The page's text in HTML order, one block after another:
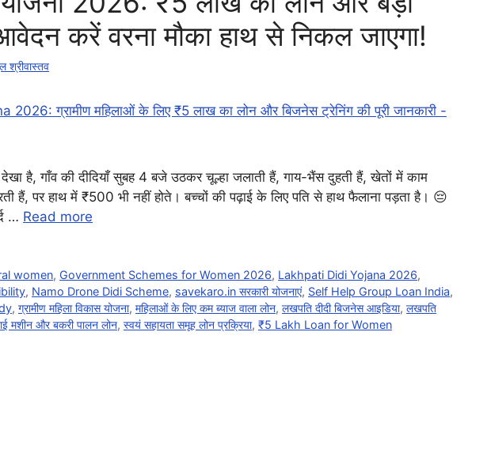
करें वरना मौका हाथ से निकल जाएगा!
श्रीवास्तव
है, गाँव की दीदियाँ सुबह 4 बजे उठकर चूल्हा जलाती हैं, गाय-भैंस दुहती हैं, खेतों में काम
हैं, पर हाथ में ₹500 भी नहीं होते। बच्चों की पढ़ाई के लिए पति से हाथ फैलाना पड़ता है। 😔
… Read more
women, Government Schemes for Women 2026, Lakhpati Didi Yojana 2026,
, Namo Drone Didi Scheme, savekaro.in सरकारी योजनाएं, Self Help Group Loan India,
, ग्रामीण महिला विकास योजना, महिलाओं के लिए कम ब्याज वाला लोन, लखपति दीदी बिजनेस आइडिया, लखपति
मशीन और बकरी पालन लोन, स्वयं सहायता समूह लोन प्रक्रिया, ₹5 Lakh Loan for Women